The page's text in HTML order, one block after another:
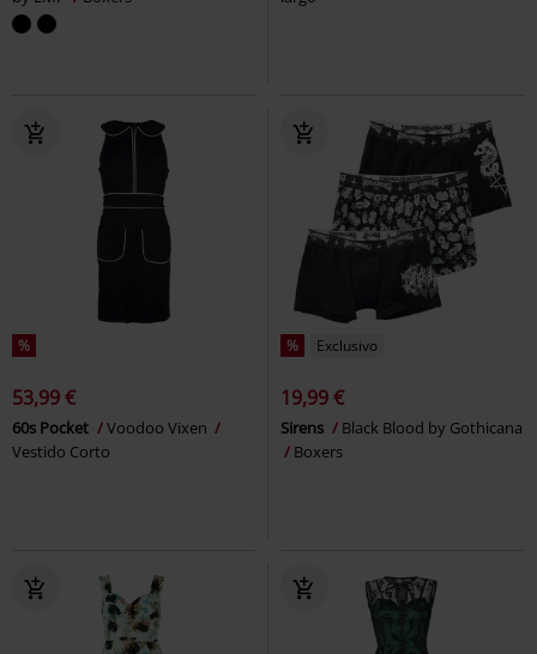
%
53,99 €
60s Pocket
Voodoo Vixen
Vestido Corto
% Exclusivo
19,99 €
Sirens
Black Blood by Gothicana
Boxers